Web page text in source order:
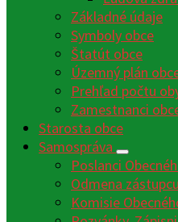
Základné údaje
Symboly obce
Štatút obce
Územný plán
Prehľad počtu
Zamestnanci
Starosta obce
Samospráva
Poslanci
Odmena
Komisie